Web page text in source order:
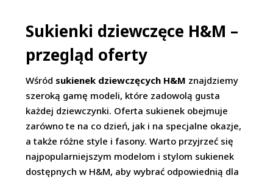
Sukienki dziewczęce H&M –
przegląd oferty
Wśród sukienek dziewczęcych H&M znajdziemy
szeroką gamę modeli, które zadowolą gusta
każdej dziewczynki. Oferta sukienek obejmuje
zarówno te na co dzień, jak i na specjalne okazje,
a także różne style i fasony. Warto przyjrzeć się
najpopularniejszym modelom i stylom sukienek
dostępnych w H&M, aby wybrać odpowiednią dla